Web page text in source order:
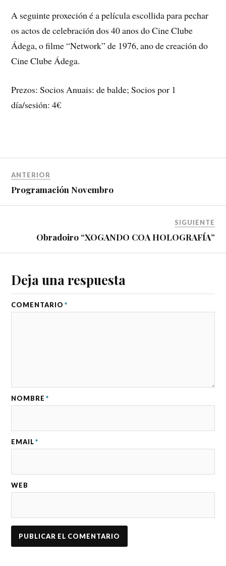
A seguinte proxeción é a película escollida para pechar
os actos de celebración dos 40 anos do Cine Clube
Ádega, o filme “Network” de 1976, ano de creación do
Cine Clube Ádega.
Prezos: Socios Anuais: de balde; Socios por 1
día/sesión: 4€
ANTERIOR
Programación Novembro
SIGUIENTE
Obradoiro “XOGANDO COA HOLOGRAFÍA”
Deja una respuesta
COMENTARIO *
NOMBRE *
EMAIL *
WEB